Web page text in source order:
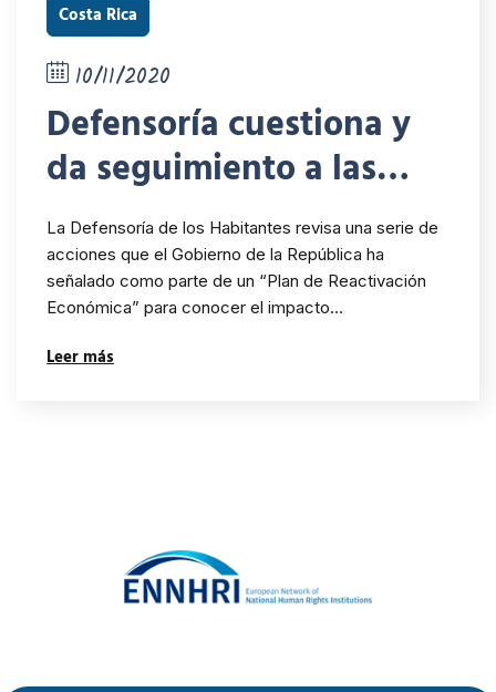
Costa Rica
10/11/2020
Defensoría cuestiona y
da seguimiento a las
acciones de reactivación
económica señaladas
por Gobierno
La Defensoría de los Habitantes revisa una serie de
acciones que el Gobierno de la República ha
señalado como parte de un “Plan de Reactivación
Económica” para conocer el impacto…
Leer más